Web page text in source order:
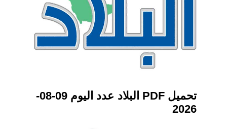
تحميل PDF البلاد عدد اليوم 09-08-
2026